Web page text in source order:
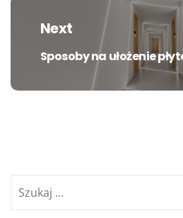
Next
Next
Sposoby na ułożenie